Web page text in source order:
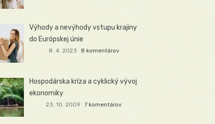
Výhody a nevýhody vstupu krajiny
do Európskej únie
8. 4. 2023 8 komentárov
Hospodárska kríza a cyklický vývoj
ekonomiky
23. 10. 2009 7 komentárov